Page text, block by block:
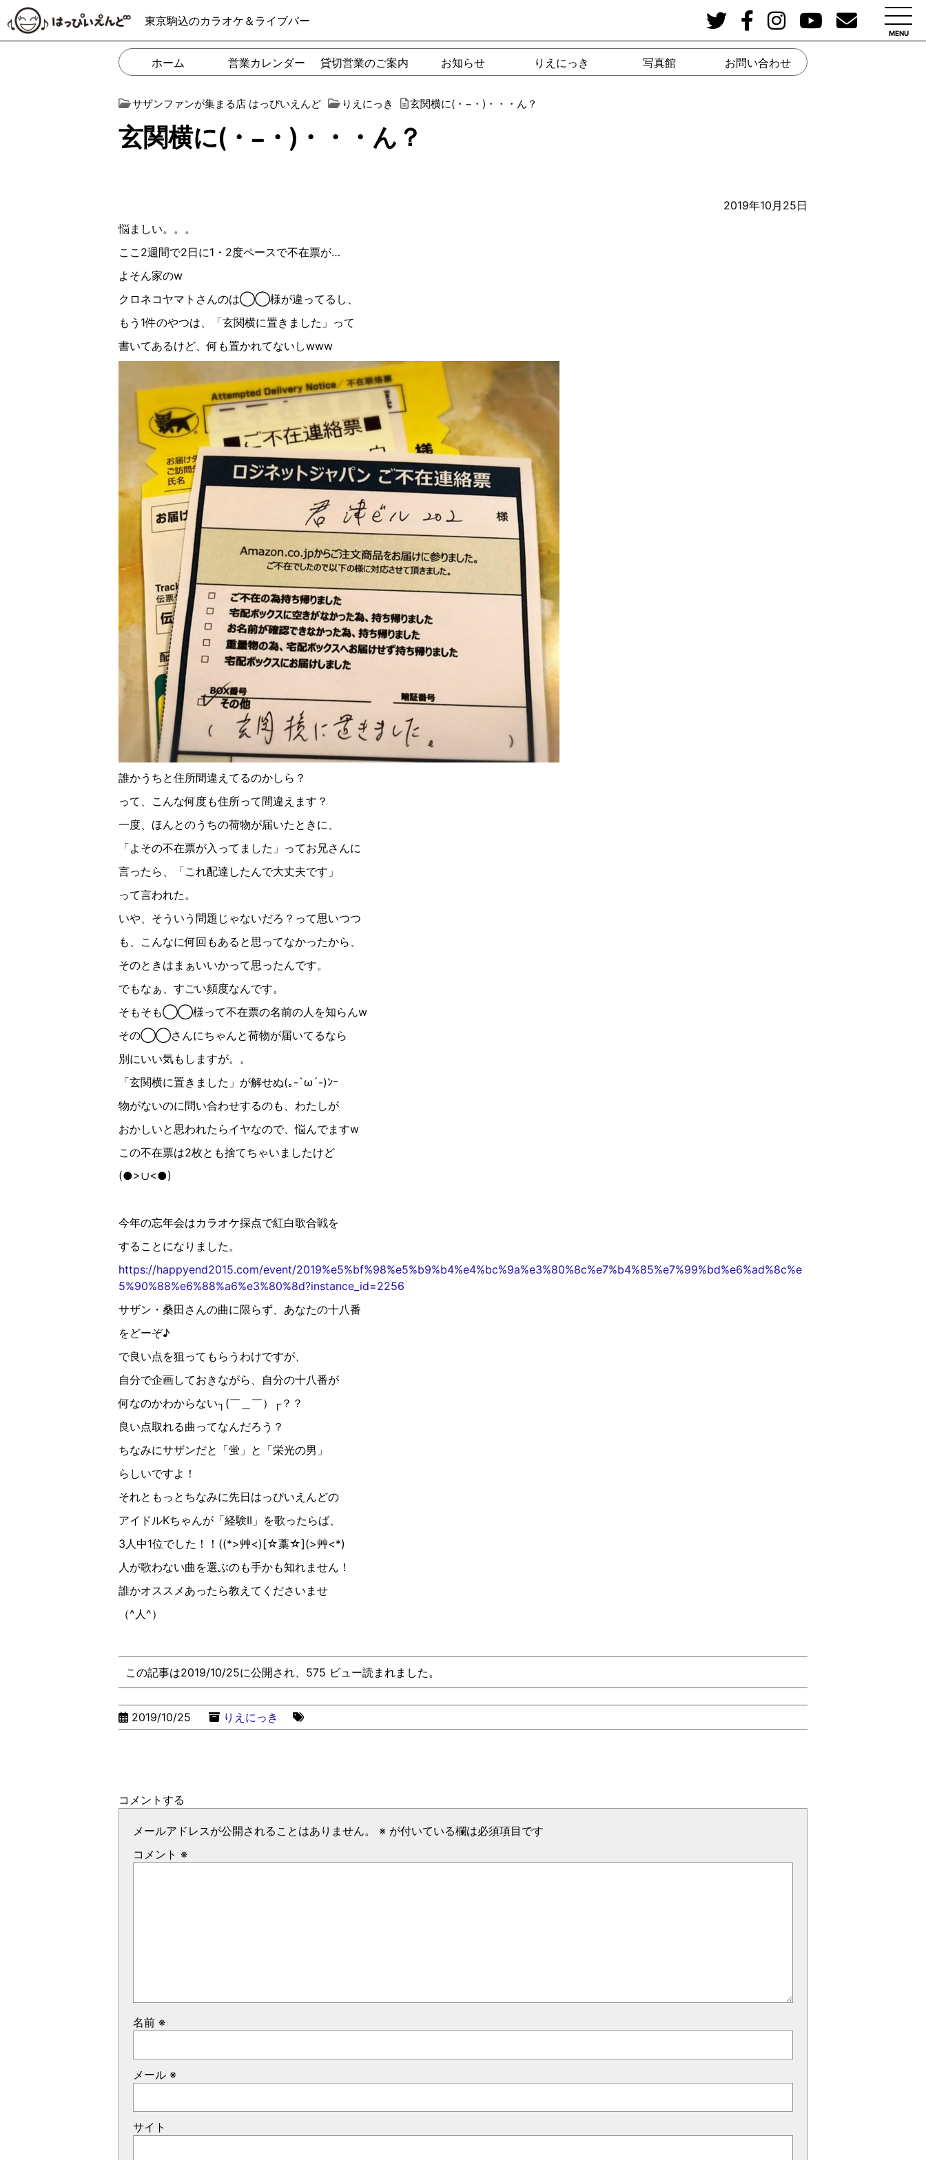
東京駒込のカラオケ＆ライブバー
MENU
ホーム 営業カレンダー 貸切営業のご案内 お知らせ りえにっき 写真館 お問い合わせ
サザンファンが集まる店 はっぴいえんど りえにっき 玄関横に(・−︎・)・・・ん？
玄関横に(・−︎・)・・・ん？
2019年10月25日
悩ましい。。。
ここ 2週間で2日に1 ・ 2度ペースで不在票が…
よそん家のw
クロネコヤマトさんのは◯◯様が違ってるし、
もう 1件のやつは、「玄関横に置きました」って
書いてあるけど、何も置かれてないしwww
誰かうちと住所間違えてるのかしら？
って、こんな何度も住所って間違えます？
一度、ほんとのうちの荷物が届いたときに、
「よその不在票が入ってました」ってお兄さんに
言ったら、「これ配達したんで大丈夫です」
って言われた。
いや、そういう問題じゃないだろ？って思いつつ
も、こんなに何回もあると思ってなかったから、
そのときはまぁいいかって思ったんです。
でもなぁ、すごい頻度なんです。
そもそも◯◯様って不在票の名前の人を知らんw
その◯◯さんにちゃんと荷物が届いてるなら
別にいい気もしますが。。
「玄関横に置きました」が解せぬ(｡ -`ω´-)ﾝｰ
物がないのに問い合わせするのも、わたしが
おかしいと思われたらイヤなので、悩んでますw
この不在票は2枚とも捨てちゃいましたけど
(●︎>∪︎<●︎)
今年の忘年会はカラオケ採点で紅白歌合戦を
することになりました。
https://happyend2015.com/event/2019%e5%bf%98%e5%b9%b4%e4%bc%9a%e3%80%8c%e7%b4%85%e7%99%bd%e6%ad%8c%e
5%90%88%e6%88%a6%e3%80%8d?instance_id=2256
サザン・桑田さんの曲に限らず、あなたの十八番
をどーぞ♪
で良い点を狙ってもらうわけですが、
自分で企画しておきながら、自分の十八番が
何なのかわからない┐︎ (￣＿￣） ┌︎？？
良い点取れる曲ってなんだろう？
ちなみにサザンだと「蛍」と「栄光の男」
らしいですよ！
それともっとちなみに先日はっぴいえんどの
アイドルKちゃんが「経験II 」を歌ったらば、
3人中1位でした！！ ((*>艸<)[☆︎藁☆︎](>艸<*)
人が歌わない曲を選ぶのも手かも知れません！
誰かオススメあったら教えてくださいませ
（^人^）
この記事は2019/10/25に公開され、575 ビュー読まれました。
2019/10/25 りえにっき
コメントする
メールアドレスが公開されることはありません。 ※ が付いている欄は必須項目です
コメント ※
名前 ※
メール ※
サイト